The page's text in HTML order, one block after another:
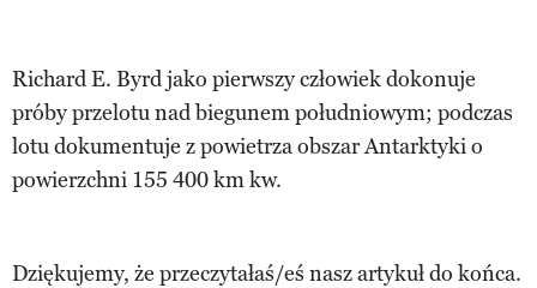
Richard E. Byrd jako pierwszy człowiek dokonuje
próby przelotu nad biegunem południowym; podczas
lotu dokumentuje z powietrza obszar Antarktyki o
powierzchni 155 400 km kw.
Dziękujemy, że przeczytałaś/eś nasz artykuł do końca.